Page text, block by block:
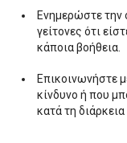
Ενημερώστε την
γείτονες ότι
κάποια βοήθεια.
Επικοινωνήστε
κίνδυνο ή που
κατά τη